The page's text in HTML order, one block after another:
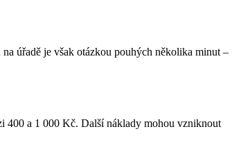
úřadě je však otázkou pouhých několika minut –
400 a 1 000 Kč. Další náklady mohou vzniknout